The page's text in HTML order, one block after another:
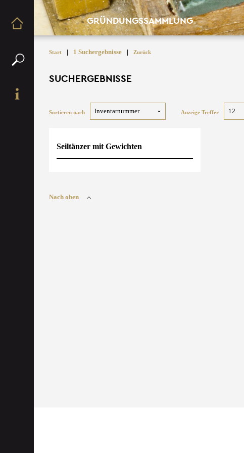
GRÜNDUNGSSAMMLUNG
Start | 1 Suchergebnisse | Zurück
SUCHERGEBNISSE
Sortieren nach Anzeige Treffer
Seiltänzer mit Gewichten
Nach oben